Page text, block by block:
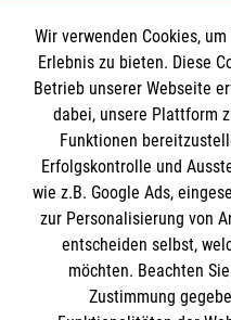
Informationen
Impressum
Datenschutz
Barrierefreiheit
Kontakt
Die Malteser
Malteser in
Wir verwenden Cookies,
Erlebnis zu bieten. Diese
Betrieb unserer Webseite
dabei, unsere Plattform
Funktionen
Erfolgskontrolle und
wie z.B. Google Ads,
zur Personalisierung von
entscheiden selbst,
möchten. Beachten
Zustimmung